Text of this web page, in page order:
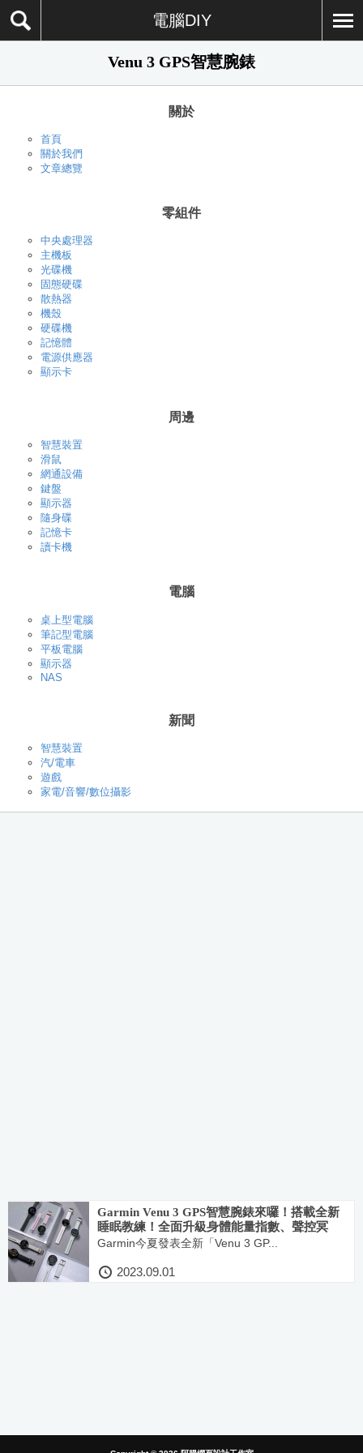
電腦DIY
Venu 3 GPS智慧腕錶
關於
首頁
關於我們
文章總覽
零組件
中央處理器
主機板
光碟機
固態硬碟
散熱器
機殼
硬碟機
記憶體
電源供應器
顯示卡
周邊
智慧裝置
滑鼠
網通設備
鍵盤
顯示器
隨身碟
記憶卡
讀卡機
電腦
桌上型電腦
筆記型電腦
平板電腦
顯示器
NAS
新聞
智慧裝置
汽/電車
遊戲
家電/音響/數位攝影
Garmin Venu 3 GPS智慧腕錶來囉！搭載全新
睡眠教練！全面升級身體能量指數、聲控冥
想、訓練成效
Garmin今夏發表全新「Venu 3 GP...
2023.09.01